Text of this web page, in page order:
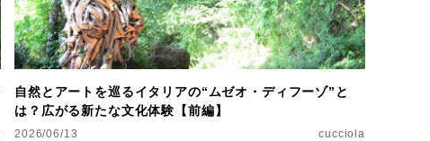
自然とアートを巡るイタリアの“ムゼオ・ディフーゾ”と
は？広がる新たな文化体験【前編】
2026/06/13 cucciola